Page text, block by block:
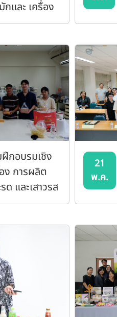
และ เครื่อง
หมักจากผล
กอบรมเชิง
ง การผลิต
ด และเสาวรส
21
พ.ค.